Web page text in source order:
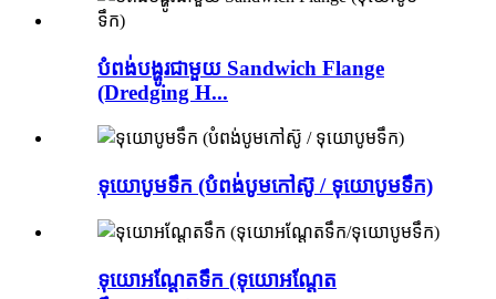
បំពង់បង្ហូរជាមួយ Sandwich Flange
(Dredging H...
ទុយោបូមទឹក (បំពង់បូមកៅស៊ូ / ទុយោបូមទឹក)
ទុយោអណ្តែតទឹក (ទុយោអណ្តែត